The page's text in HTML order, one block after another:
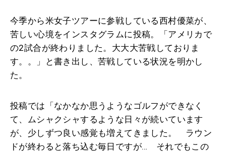
今季から米女子ツアーに参戦している西村優菜が、
苦しい心境をインスタグラムに投稿。「アメリカで
の2試合が終わりました。大大大苦戦しておりま
す。。」と書き出し、苦戦している状況を明かし
た。
投稿では「なかなか思うようなゴルフができなく
て、ムシャクシャするような日々が続いています
が、少しずつ良い感覚も増えてきました。 ラウン
ドが終わると落ち込む毎日ですが… それでもこの